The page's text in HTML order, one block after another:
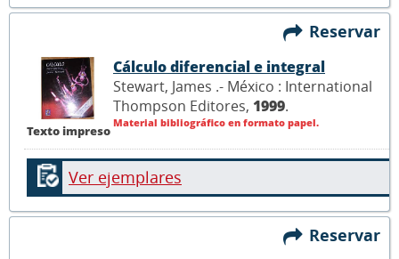
Reservar
Texto impreso
Cálculo diferencial e integral
Stewart, James .- México : International
Thompson Editores, 1999.
Material bibliográfico en formato papel.
Ver ejemplares
Reservar